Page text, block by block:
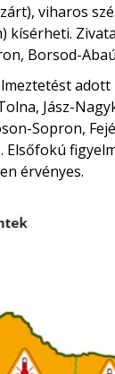
viharos
kísérheti.
Borsod-
Jász-
Sopron,
Elsőfokú
érvényes.